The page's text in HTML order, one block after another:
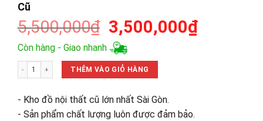
Cũ
5,500,000₫ Giá
gốc
là:
5,500,000₫.
3,500,000₫Giá
Còn hàng - Giao nhanh
Máy Giặt Electrolux Inverter Lồng Ngang 8kg Cũ số lượng
THÊM VÀO GIỎ HÀNG
- Kho đồ nội thất cũ lớn nhất Sài Gòn.
- Sản phẩm chất lượng luôn được đảm bảo.